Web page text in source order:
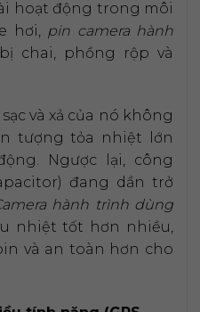
hoạt động trong môi
hơi,
pin camera hành
chai, phồng rộp và
và xả của nó không
tượng tỏa nhiệt lớn
Ngược lại, công
đang dần trở
hành trình dùng
nhiệt tốt hơn nhiều,
và an toàn hơn cho